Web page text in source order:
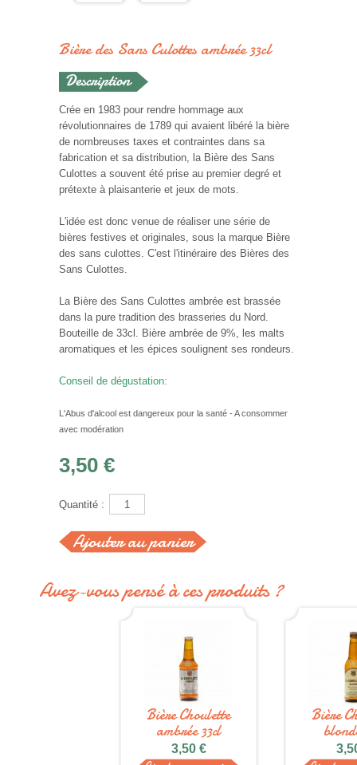
Bière des Sans Culottes ambrée 33cl
Crée en 1983 pour rendre hommage aux
révolutionnaires de 1789 qui avaient libéré la bière
de nombreuses taxes et contraintes dans sa
fabrication et sa distribution, la Bière des Sans
Culottes a souvent été prise au premier degré et
prétexte à plaisanterie et jeux de mots.
L'idée est donc venue de réaliser une série de
bières festives et originales, sous la marque Bière
des sans culottes. C'est l'itinéraire des Bières des
Sans Culottes.
La Bière des Sans Culottes ambrée est brassée
dans la pure tradition des brasseries du Nord.
Bouteille de 33cl. Bière ambrée de 9%, les malts
aromatiques et les épices soulignent ses rondeurs.
Conseil de dégustation:
L'Abus d'alcool est dangereux pour la santé - A consommer
avec modération
3,50 €
Quantité :
Avez-vous pensé à ces produits ?
Bière Choulette
ambrée 33cl
3,50 €
Bière